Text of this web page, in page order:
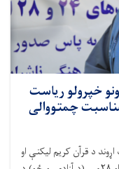
خپرولو ریاست
او ۲۸مې په مناسبت چمتووالی
د قرآن کریم لیکنې او